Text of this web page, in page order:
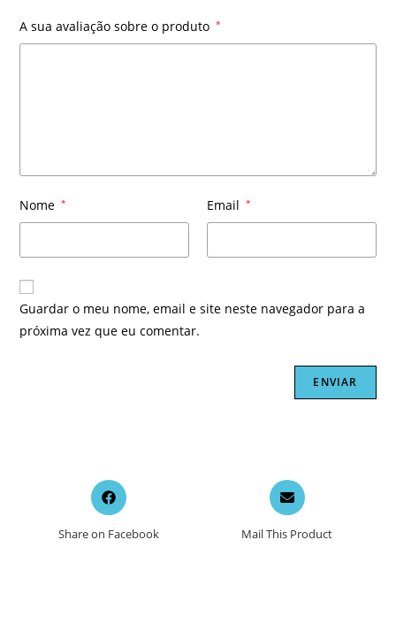
A sua avaliação sobre o produto *
Nome * Email *
Guardar o meu nome, email e site neste navegador para a
próxima vez que eu comentar.
Opens
in
new
Share on Facebook
Opens
in
a
new
Mail This Product